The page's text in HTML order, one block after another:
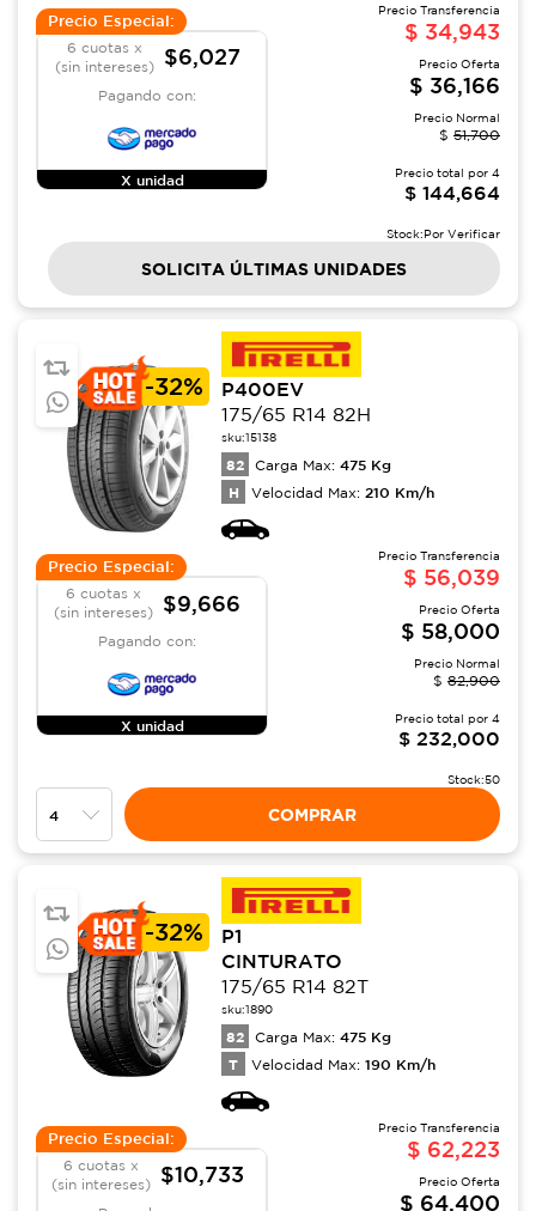
Precio Especial:
6 cuotas x
(sin intereses)
$6,027
Pagando con:
X unidad
Precio Transferencia
$ 34,943
Precio Oferta
$ 36,166
Precio Normal
$ 51,700
Precio total por 4
$ 144,664
Stock:Por Verificar
SOLICITA ÚLTIMAS UNIDADES
-32%
P400EV
175/65 R14 82H
sku:15138
82 Carga Max: 475 Kg
H Velocidad Max: 210 Km/h
Precio Especial:
6 cuotas x
(sin intereses)
$9,666
Pagando con:
X unidad
Precio Transferencia
$ 56,039
Precio Oferta
$ 58,000
Precio Normal
$ 82,900
Precio total por 4
$ 232,000
Stock:50
COMPRAR
-32%
P1
CINTURATO
175/65 R14 82T
sku:1890
82 Carga Max: 475 Kg
T Velocidad Max: 190 Km/h
Precio Especial:
6 cuotas x
(sin intereses)
$10,733
Precio Transferencia
$ 62,223
Precio Oferta
$ 64,400